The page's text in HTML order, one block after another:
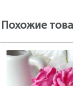
Похожие